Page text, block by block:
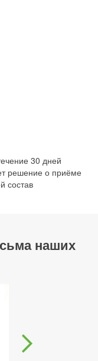
30 дней
решение о приёме
состав
наших